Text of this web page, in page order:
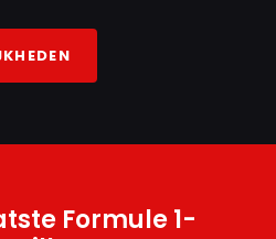
Formule 1-